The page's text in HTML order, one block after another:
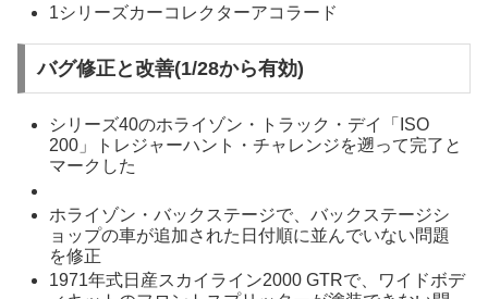
1シリーズカーコレクターアコラード
バグ修正と改善(1/28から有効)
シリーズ40のホライゾン・トラック・デイ「ISO
200」トレジャーハント・チャレンジを遡って完了と
マークした
ホライゾン・バックステージで、バックステージシ
ョップの車が追加された日付順に並んでいない問題
を修正
1971年式日産スカイライン2000 GTRで、ワイドボデ